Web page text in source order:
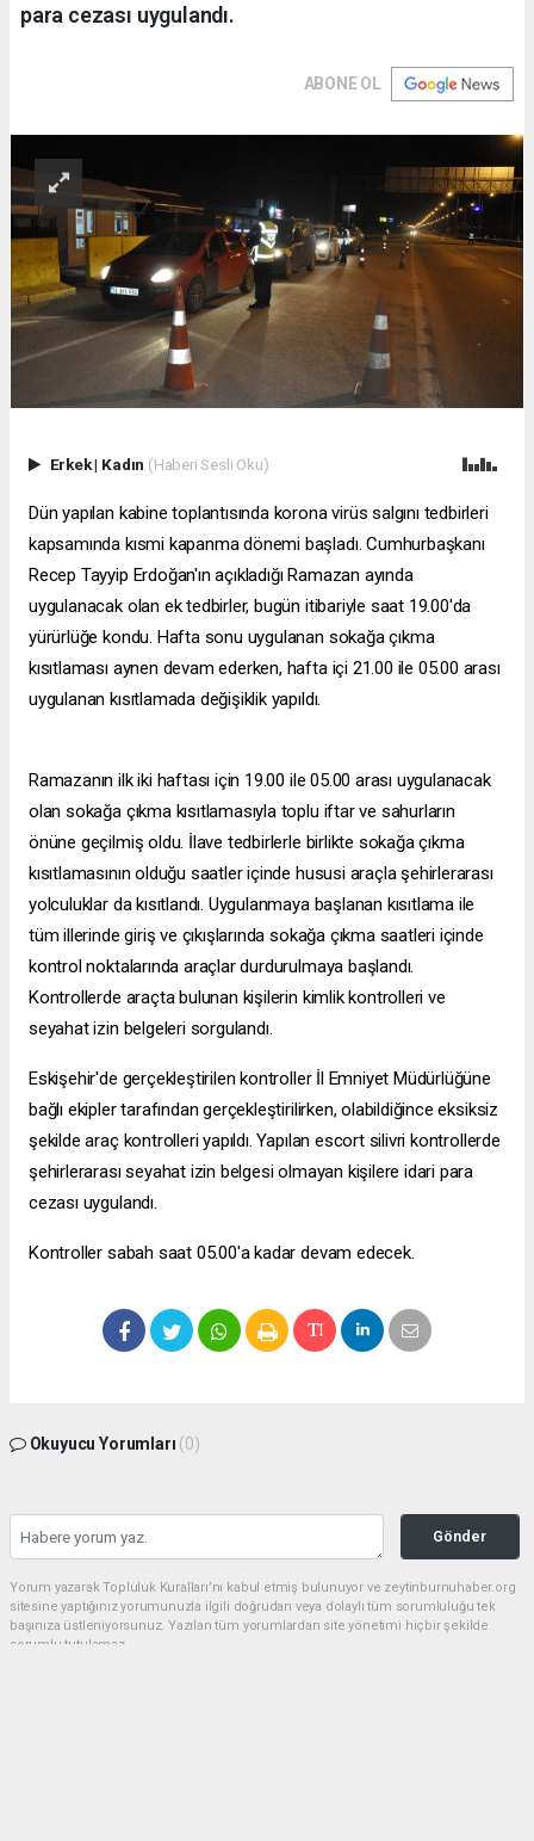
para cezası uygulandı.
ABONE OL
Erkek| Kadın (Haberi Sesli Oku)
Dün yapılan kabine toplantısında korona virüs salgını tedbirleri
kapsamında kısmi kapanma dönemi başladı. Cumhurbaşkanı
Recep Tayyip Erdoğan'ın açıkladığı Ramazan ayında
uygulanacak olan ek tedbirler, bugün itibariyle saat 19.00'da
yürürlüğe kondu. Hafta sonu uygulanan sokağa çıkma
kısıtlaması aynen devam ederken, hafta içi 21.00 ile 05.00 arası
uygulanan kısıtlamada değişiklik yapıldı.
Ramazanın ilk iki haftası için 19.00 ile 05.00 arası uygulanacak
olan sokağa çıkma kısıtlamasıyla toplu iftar ve sahurların
önüne geçilmiş oldu. İlave tedbirlerle birlikte sokağa çıkma
kısıtlamasının olduğu saatler içinde hususi araçla şehirlerarası
yolculuklar da kısıtlandı. Uygulanmaya başlanan kısıtlama ile
tüm illerinde giriş ve çıkışlarında sokağa çıkma saatleri içinde
kontrol noktalarında araçlar durdurulmaya başlandı.
Kontrollerde araçta bulunan kişilerin kimlik kontrolleri ve
seyahat izin belgeleri sorgulandı.
Eskişehir'de gerçekleştirilen kontroller İl Emniyet Müdürlüğüne
bağlı ekipler tarafından gerçekleştirilirken, olabildiğince eksiksiz
şekilde araç kontrolleri yapıldı. Yapılan escort silivri kontrollerde
şehirlerarası seyahat izin belgesi olmayan kişilere idari para
cezası uygulandı.
Kontroller sabah saat 05.00'a kadar devam edecek.
Okuyucu Yorumları (0)
Gönder
Yorum yazarak Topluluk Kuralları’nı kabul etmiş bulunuyor ve zeytinburnuhaber.org
sitesine yaptığınız yorumunuzla ilgili doğrudan veya dolaylı tüm sorumluluğu tek
başınıza üstleniyorsunuz. Yazılan tüm yorumlardan site yönetimi hiçbir şekilde
sorumlu tutulamaz.